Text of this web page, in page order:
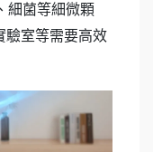
細菌等細微顆
驗室等需要高效